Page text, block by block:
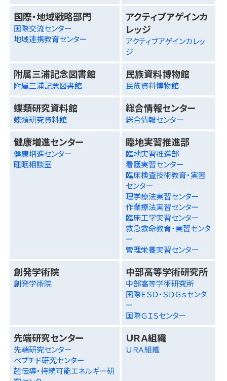
国際・地域戦略部門
国際交流センター
地域連携教育センター
アクティブアゲインカ
レッジ
アクティブアゲインカレッ
ジ
附属三浦記念図書館
附属三浦記念図書館
民族資料博物館
民族資料博物館
蝶類研究資料館
蝶類研究資料館
総合情報センター
総合情報センター
健康増進センター
健康増進センター
睡眠相談室
臨地実習推進部
臨地実習推進部
看護実習センター
臨床検査技術教育・実習
センター
理学療法実習センター
作業療法実習センター
臨床工学実習センター
救急救命教育･実習センタ
ー
管理栄養実習センター
創発学術院
創発学術院
中部高等学術研究所
中部高等学術研究所
国際ＥＳＤ・ＳＤＧｓセンタ
ー
国際ＧＩＳセンター
先端研究センター
先端研究センター
ペプチド研究センター
超伝導・持続可能エネルギー研
ＵＲＡ組織
ＵＲＡ組織